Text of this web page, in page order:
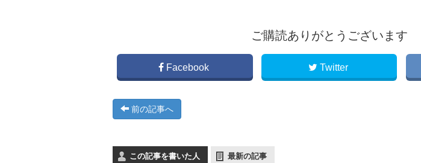
ご購読ありがとうございます
Facebook Twitter
前の記事へ
この記事を書いた人 最新の記事